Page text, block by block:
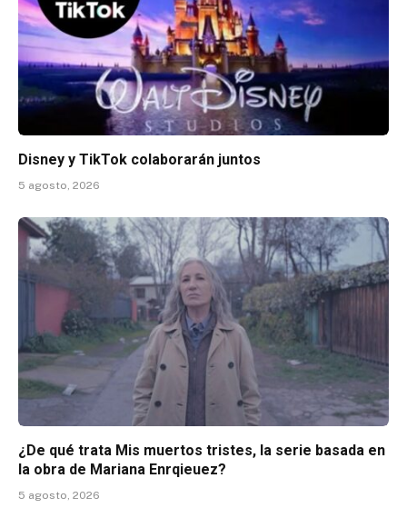
Disney y TikTok colaborarán juntos
5 agosto, 2026
¿De qué trata Mis muertos tristes, la serie basada en
la obra de Mariana Enrqieuez?
5 agosto, 2026